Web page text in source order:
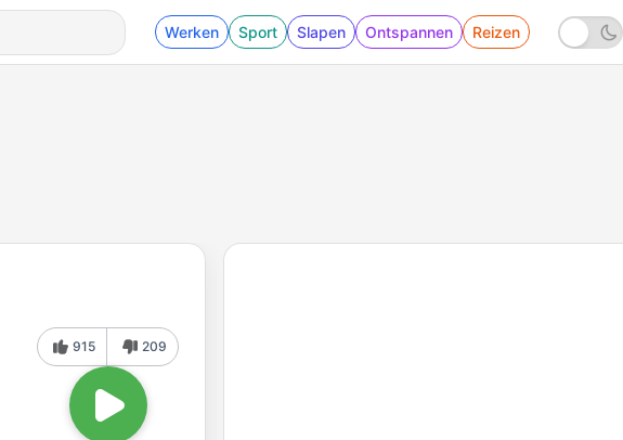
Werken Sport Slapen Ontspannen Reizen
915 209